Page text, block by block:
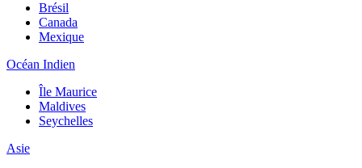
Brésil
Canada
Mexique
Océan Indien
Île Maurice
Maldives
Seychelles
Asie